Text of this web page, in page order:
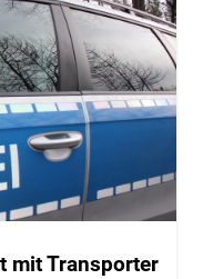
mit Transporter